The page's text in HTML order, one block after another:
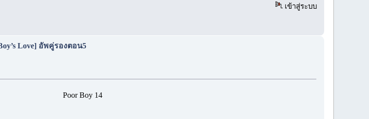
เข้าสู่ระบบ
Love] อัพคู่รองตอน5
Poor Boy 14